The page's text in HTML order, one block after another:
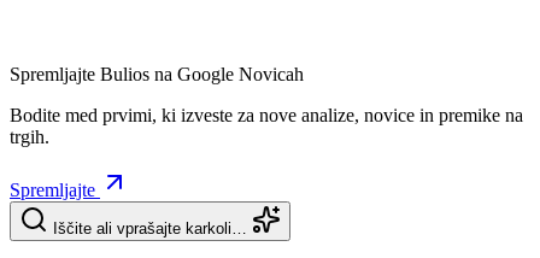
Spremljajte Bulios na Google Novicah
Bodite med prvimi, ki izveste za nove analize, novice in premike na
trgih.
Spremljajte
Iščite ali vprašajte karkoli…